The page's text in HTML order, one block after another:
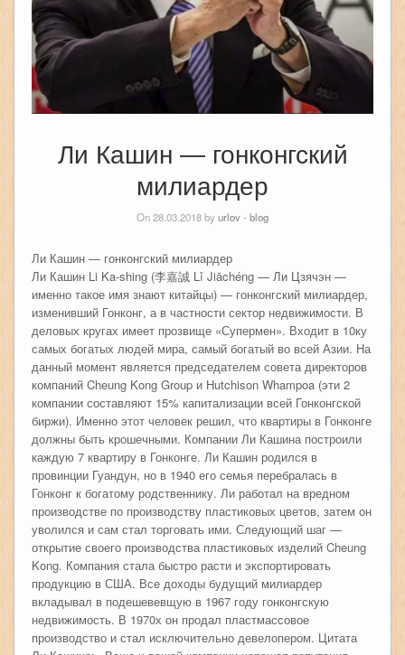
Ли Кашин — гонконгский
милиардер
On 28.03.2018 byurlov- blog
Ли Кашин — гонконгский милиардер
Ли Кашин Li Ka-shing (李嘉誠 Lǐ Jiāchéng — Ли Цзячэн —
именно такое имя знают китайцы) — гонконгский милиардер,
изменивший Гонконг, а в частности сектор недвижимости. В
деловых кругах имеет прозвище «Супермен». Входит в 10ку
самых богатых людей мира, самый богатый во всей Азии. На
данный момент является председателем совета директоров
компаний Cheung Kong Group и Hutchison Whampoa (эти 2
компании составляют 15% капитализации всей Гонконгской
биржи). Именно этот человек решил, что квартиры в Гонконге
должны быть крошечными. Компании Ли Кашина построили
каждую 7 квартиру в Гонконге. Ли Кашин родился в
провинции Гуандун, но в 1940 его семья перебралась в
Гонконг к богатому родственнику. Ли работал на вредном
производстве по производству пластиковых цветов, затем он
уволился и сам стал торговать ими. Следующий шаг —
открытие своего производства пластиковых изделий Cheung
Kong. Компания стала быстро расти и экспортировать
продукцию в США. Все доходы будущий милиардер
вкладывал в подешевевщую в 1967 году гонконгскую
недвижимость. В 1970х он продал пластмассовое
производство и стал исключительно девелопером. Цитата